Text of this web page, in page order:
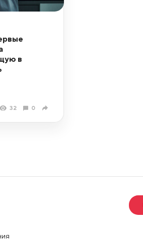
в
32 0